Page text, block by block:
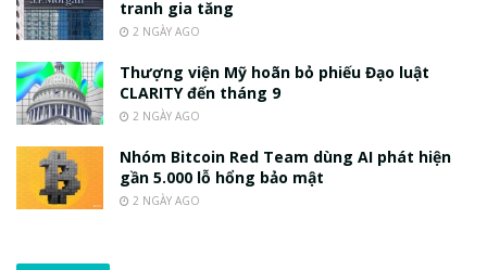
tranh gia tăng
2 NGÀY AGO
Thượng viện Mỹ hoãn bỏ phiếu Đạo luật
CLARITY đến tháng 9
2 NGÀY AGO
Nhóm Bitcoin Red Team dùng AI phát hiện
gần 5.000 lỗ hổng bảo mật
2 NGÀY AGO